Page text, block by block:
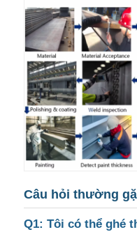
Câu hỏi thường
Q1: Tôi có thể ghé